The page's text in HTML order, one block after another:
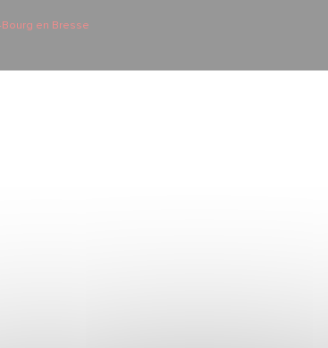
Bourg en Bresse